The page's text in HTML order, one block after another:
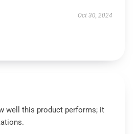
Oct 30, 2024
well this product performs; it